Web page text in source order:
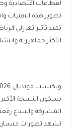
لقطاعات اقتصادية
تطوير هذه التقنيات
تمتد تأثيراتها إلى
الأكثر جماهيرية
سيكون النسخة
المشاركة واتساع
تشهد تطورات متسارعة